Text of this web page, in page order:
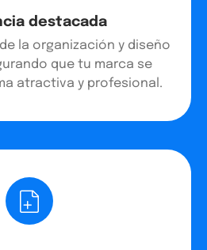
destacada
la organización y diseño
que tu marca se
atractiva y profesional.